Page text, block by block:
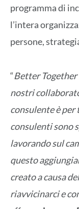
programma di
l’intera
persone,
“Better
nostri
consulente è
consulenti sono
lavorando sul
questo
creato a causa
riavvicinarci e